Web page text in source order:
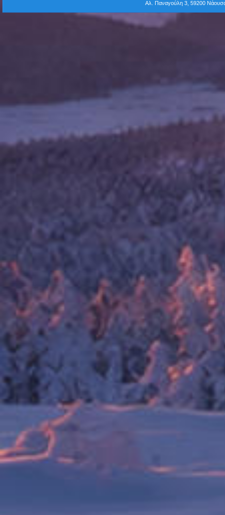
Αλ. Παναγούλη 3, 59200